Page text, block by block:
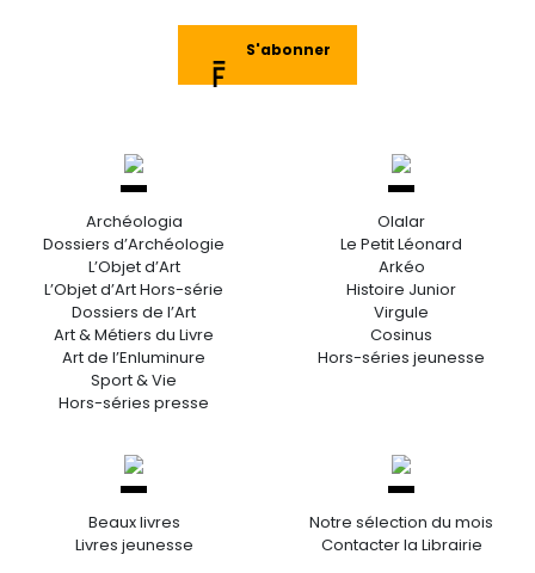
S'abonner
Archéologia
Dossiers d’Archéologie
L’Objet d’Art
L’Objet d’Art Hors-série
Dossiers de l’Art
Art & Métiers du Livre
Art de l’Enluminure
Sport & Vie
Hors-séries presse
Olalar
Le Petit Léonard
Arkéo
Histoire Junior
Virgule
Cosinus
Hors-séries jeunesse
Beaux livres
Livres jeunesse
Notre sélection du mois
Contacter la Librairie